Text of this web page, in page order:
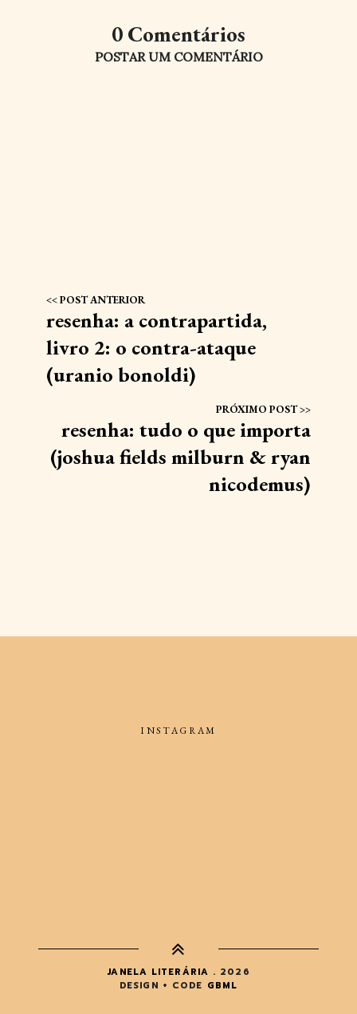
0 Comentários
POSTAR UM COMENTÁRIO
resenha: a contrapartida,
livro 2: o contra-ataque
(uranio bonoldi)
resenha: tudo o que importa
(joshua fields milburn & ryan
nicodemus)
INSTAGRAM
JANELA LITERÁRIA . 2026
DESIGN + CODE GBML